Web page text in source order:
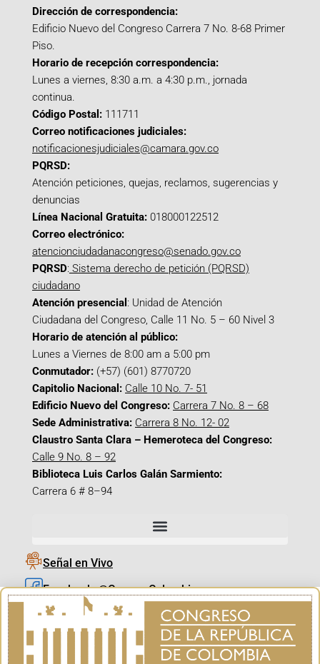
Dirección de correspondencia:
Edificio Nuevo del Congreso Carrera 7 No. 8-68 Primer
Piso.
Horario de recepción correspondencia:
Lunes a viernes, 8:30 a.m. a 4:30 p.m., jornada
continua.
Código Postal: 111711
Correo notificaciones judiciales:
notificacionesjudiciales@camara.gov.co
PQRSD:
Atención peticiones, quejas, reclamos, sugerencias y
denuncias
Línea Nacional Gratuita: 018000122512
Correo electrónico:
atencionciudadanacongreso@senado.gov.co
PQRSD: Sistema derecho de petición (PQRSD)
ciudadano
Atención presencial : Unidad de Atención
Ciudadana del Congreso, Calle 11 No. 5 – 60 Nivel 3
Horario de atención al público:
Lunes a Viernes de 8:00 am a 5:00 pm
Conmutador: (+57) (601) 8770720
Capitolio Nacional: Calle 10 No. 7- 51
Edificio Nuevo del Congreso: Carrera 7 No. 8 – 68
Sede Administrativa: Carrera 8 No. 12- 02
Claustro Santa Clara – Hemeroteca del Congreso:
Calle 9 No. 8 – 92
Biblioteca Luis Carlos Galán Sarmiento:
Carrera 6 # 8–94
Señal en Vivo
Facebook_@CamaraColombia
Instagram_@CamaraColombia
X_@CamaraColombia